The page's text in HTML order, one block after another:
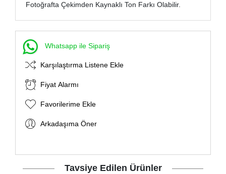
Fotoğrafta Çekimden Kaynaklı Ton Farkı Olabilir.
Whatsapp ile Sipariş
Karşılaştırma Listene Ekle
Fiyat Alarmı
Favorilerime Ekle
Arkadaşıma Öner
Tavsiye Edilen Ürünler